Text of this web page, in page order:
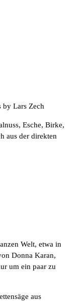
Lars Zech
Esche, Birke,
aus der direkten
Welt, etwa in
Donna Karan,
um ein paar zu
aus